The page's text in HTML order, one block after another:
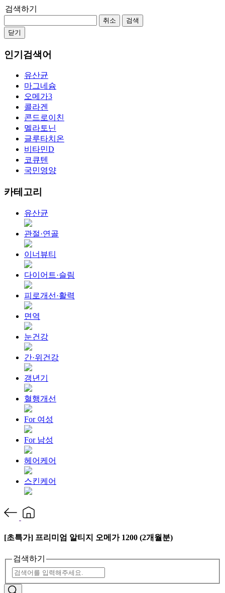
검색하기
취소
검색
닫기
인기검색어
유산균
마그네슘
오메가3
콜라겐
콘드로이친
멜라토닌
글루타치온
비타민D
코큐텐
국민영양
카테고리
유산균
관절·연골
이너뷰티
다이어트·슬림
피로개선·활력
면역
눈건강
간·위건강
갱년기
혈행개선
For 여성
For 남성
헤어케어
스킨케어
[초특가] 프리미엄 알티지 오메가 1200 (2개월분)
검색하기